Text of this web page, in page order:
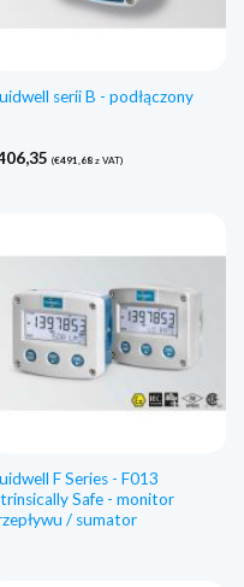
serii B - podłączony
(€491,68z VAT)
F Series - F013
Safe - monitor
/ sumator